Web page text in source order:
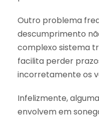
Outro problema
descumprimento
complexo sistema
facilita perder
incorretamente os
Infelizmente,
envolvem em